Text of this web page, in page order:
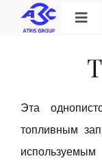
Категория
Эта
топливным